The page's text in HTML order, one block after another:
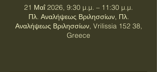
21 Μαΐ 2026, 9:30 μ.μ. – 11:30 μ.μ.
Πλ. Αναλήψεως Βριλησσίων, Πλ.
Αναλήψεως Βριλησσίων, Vrilissia 152 38,
Greece